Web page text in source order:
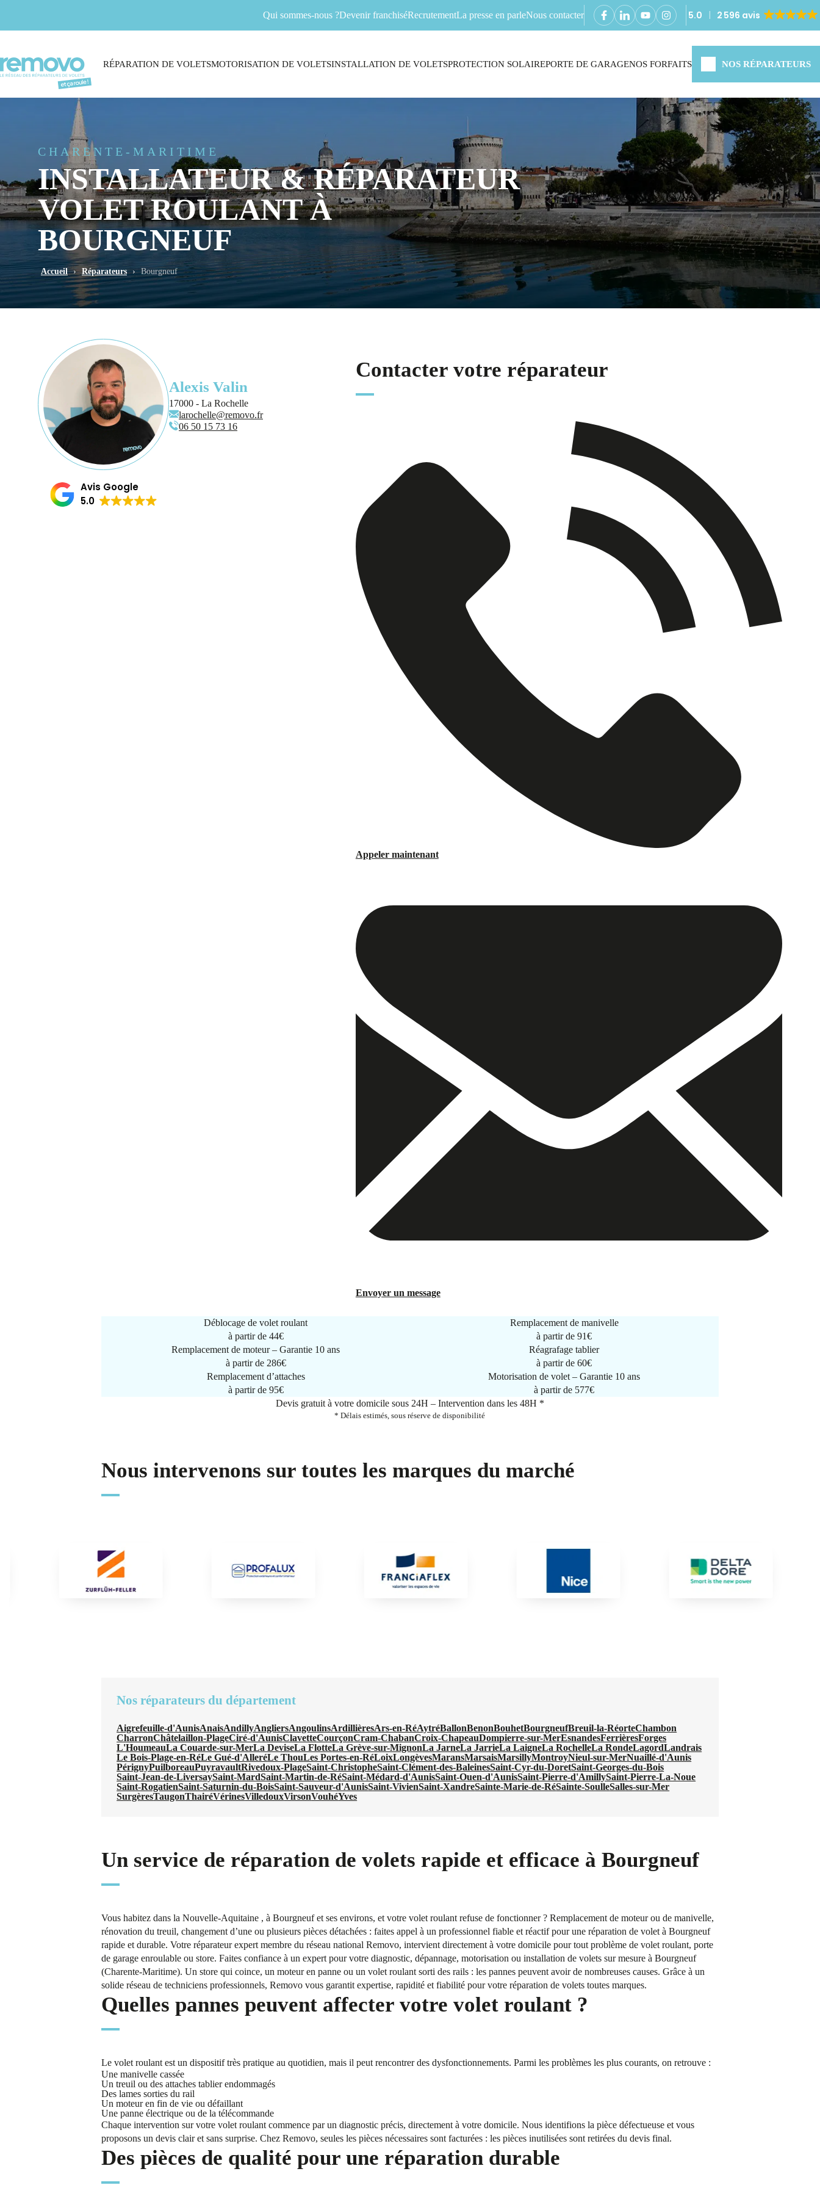
Qui sommes-nous ?Devenir franchiséRecrutementLa presse en parleNous contacter 5.0 2 596 avis
RÉPARATION DE VOLETSMOTORISATION DE VOLETSINSTALLATION DE VOLETSPROTECTION SOLAIREPORTE DE GARAGENOS FORFAITS NOS RÉPARATEURS
CHARENTE-MARITIME
INSTALLATEUR & RÉPARATEUR
VOLET ROULANT À
BOURGNEUF
Accueil › Réparateurs › Bourgneuf
Alexis Valin
17000 - La Rochelle
larochelle@removo.fr
06 50 15 73 16
Avis Google
5.0
Contacter votre réparateur
Appeler maintenant
Envoyer un message
Déblocage de volet roulant
à partir de 44€
Remplacement de manivelle
à partir de91€
Remplacement de moteur – Garantie 10 ans
à partir de 286€
Réagrafage tablier
à partir de60€
Remplacement d’attaches
à partir de 95€
Motorisation de volet – Garantie 10 ans
à partir de 577€
Devis gratuit à votre domicile sous 24H – Intervention dans les 48H *
* Délais estimés, sous réserve de disponibilité
Nous intervenons sur toutes les marques du marché
Nos réparateurs du département
Aigrefeuille-d'AunisAnaisAndillyAngliersAngoulinsArdillièresArs-en-RéAytréBallonBenonBouhetBourgneufBreuil-la-RéorteChambon
CharronChâtelaillon-PlageCiré-d'AunisClavetteCourçonCram-ChabanCroix-ChapeauDompierre-sur-MerEsnandesFerrièresForges
L'HoumeauLa Couarde-sur-MerLa DeviseLa FlotteLa Grève-sur-MignonLa JarneLa JarrieLa LaigneLa RochelleLa RondeLagordLandrais
Le Bois-Plage-en-RéLe Gué-d'AlleréLe ThouLes Portes-en-RéLoixLongèvesMaransMarsaisMarsillyMontroyNieul-sur-MerNuaillé-d'Aunis
PérignyPuilboreauPuyravaultRivedoux-PlageSaint-ChristopheSaint-Clément-des-BaleinesSaint-Cyr-du-DoretSaint-Georges-du-Bois
Saint-Jean-de-LiversaySaint-MardSaint-Martin-de-RéSaint-Médard-d'AunisSaint-Ouen-d'AunisSaint-Pierre-d'AmillySaint-Pierre-La-Noue
Saint-RogatienSaint-Saturnin-du-BoisSaint-Sauveur-d'AunisSaint-VivienSaint-XandreSainte-Marie-de-RéSainte-SoulleSalles-sur-Mer
SurgèresTaugonThairéVérinesVilledouxVirsonVouhéYves
Un service de réparation de volets rapide et efficace à Bourgneuf
Vous habitez dans la Nouvelle-Aquitaine , à Bourgneuf et ses environs, et votre volet roulant refuse de fonctionner ? Remplacement de moteur ou de manivelle,
rénovation du treuil, changement d’une ou plusieurs pièces détachées : faites appel à un professionnel fiable et réactif pour une réparation de volet à Bourgneuf
rapide et durable. Votre réparateur expert membre du réseau national Removo, intervient directement à votre domicile pour tout problème de volet roulant, porte
de garage enroulable ou store. Faites confiance à un expert pour votre diagnostic, dépannage, motorisation ou installation de volets sur mesure à Bourgneuf
(Charente-Maritime). Un store qui coince, un moteur en panne ou un volet roulant sorti des rails : les pannes peuvent avoir de nombreuses causes. Grâce à un
solide réseau de techniciens professionnels, Removo vous garantit expertise, rapidité et fiabilité pour votre réparation de volets toutes marques.
Quelles pannes peuvent affecter votre volet roulant ?
Le volet roulant est un dispositif très pratique au quotidien, mais il peut rencontrer des dysfonctionnements. Parmi les problèmes les plus courants, on retrouve :
Une manivelle cassée
Un treuil ou des attaches tablier endommagés
Des lames sorties du rail
Un moteur en fin de vie ou défaillant
Une panne électrique ou de la télécommande
Chaque intervention sur votre volet roulant commence par un diagnostic précis, directement à votre domicile. Nous identifions la pièce défectueuse et vous
proposons un devis clair et sans surprise. Chez Removo, seules les pièces nécessaires sont facturées : les pièces inutilisées sont retirées du devis final.
Des pièces de qualité pour une réparation durable